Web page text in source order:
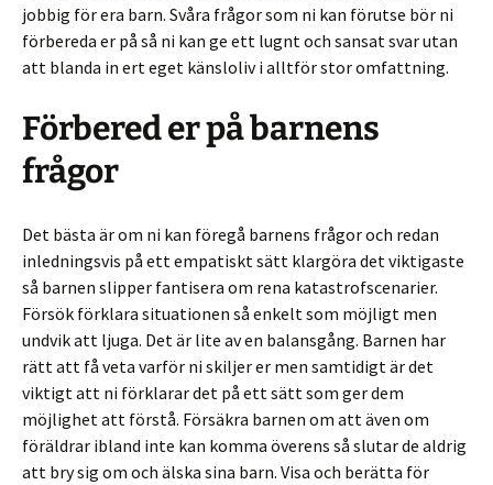
jobbig för era barn. Svåra frågor som ni kan förutse bör ni
förbereda er på så ni kan ge ett lugnt och sansat svar utan
att blanda in ert eget känsloliv i alltför stor omfattning.
Förbered er på barnens
frågor
Det bästa är om ni kan föregå barnens frågor och redan
inledningsvis på ett empatiskt sätt klargöra det viktigaste
så barnen slipper fantisera om rena katastrofscenarier.
Försök förklara situationen så enkelt som möjligt men
undvik att ljuga. Det är lite av en balansgång. Barnen har
rätt att få veta varför ni skiljer er men samtidigt är det
viktigt att ni förklarar det på ett sätt som ger dem
möjlighet att förstå. Försäkra barnen om att även om
föräldrar ibland inte kan komma överens så slutar de aldrig
att bry sig om och älska sina barn. Visa och berätta för